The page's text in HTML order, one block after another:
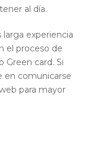
al día.
experiencia
el proceso de
Green card. Si
en comunicarse
para mayor